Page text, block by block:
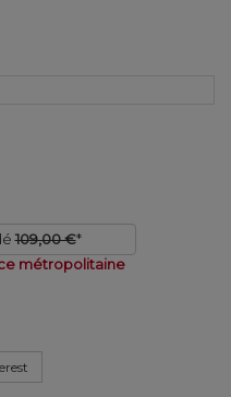
109,00 €*
métropolitaine